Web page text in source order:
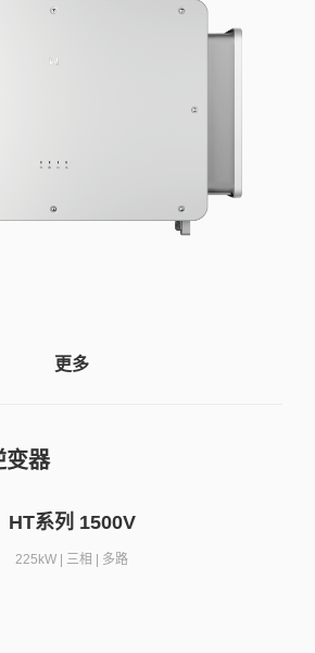
更多
变器
HT系列 1500V
225kW | 三相 | 多路